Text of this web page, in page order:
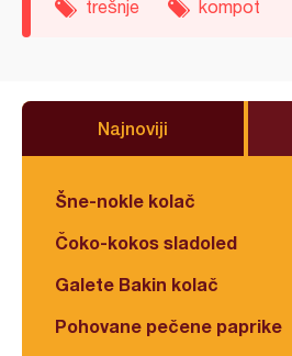
trešnje kompot
Najnoviji
Šne-nokle kolač
Čoko-kokos sladoled
Galete Bakin kolač
Pohovane pečene paprike